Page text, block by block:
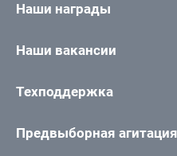
Наши награды
Наши вакансии
Техподдержка
Предвыборная агитация